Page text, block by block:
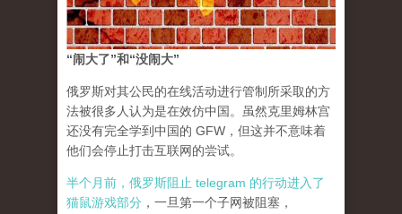
“闹大了”和“没闹大”
俄罗斯对其公民的在线活动进行管制所采取的方
法被很多人认为是在效仿中国。虽然克里姆林宫
还没有完全学到中国的 GFW，但这并不意味着
他们会停止打击互联网的尝试。
半个月前，俄罗斯阻止 telegram 的行动进入了
猫鼠游戏部分 ，一旦第一个子网被阻塞，